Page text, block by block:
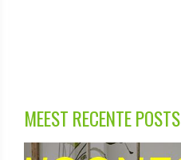
MEEST RECENTE POSTS